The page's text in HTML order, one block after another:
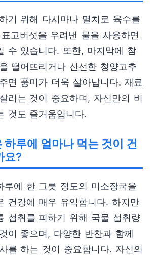
기 위해 다시마나 멸치로 육수를
고버섯을 우려낸 물을 사용하면
수 있습니다. 또한, 마지막에 참
떨어뜨리거나 신선한 청양고추
면 풍미가 더욱 살아납니다. 재료
리는 것이 중요하며, 자신만의 비
것도 즐거움입니다.
하루에 얼마나 먹는 것이 건
요?
루에 한 그릇 정도의 미소장국을
건강에 매우 유익합니다. 하지만
섭취를 피하기 위해 국물 섭취량
이 좋으며, 다양한 반찬과 함께
를 하는 것이 중요합니다. 자신의